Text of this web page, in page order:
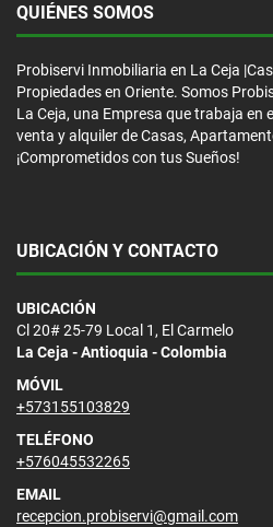
QUIÉNES SOMOS
Probiservi Inmobiliaria en La Ceja
Propiedades en Oriente. Somos
La Ceja, una Empresa que trabaja en
venta y alquiler de Casas,
¡Comprometidos con tus Sueños!
UBICACIÓN Y CONTACTO
UBICACIÓN
Cl 20# 25-79 Local 1, El Carmelo
La Ceja - Antioquia - Colombia
MÓVIL
+573155103829
TELÉFONO
+576045532265
EMAIL
recepcion.probiservi@gmail.com